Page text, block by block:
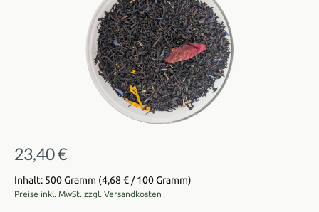
Regulärer Preis:
23,40 €
Inhalt: 500 Gramm (4,68 € / 100 Gramm)
Preise inkl. MwSt. zzgl. Versandkosten